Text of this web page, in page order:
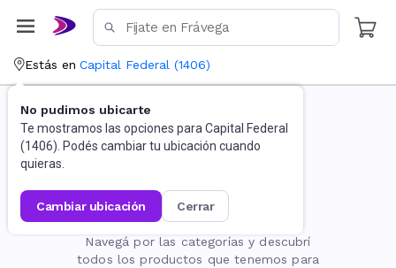
Estás en Capital Federal (1406)
No pudimos ubicarte
Te mostramos las opciones para Capital Federal
(1406). Podés cambiar tu ubicación cuando
quieras.
cambiar ubicación cerrar
La página no existe
Navegá por las categorías y descubrí
todos los productos que tenemos para